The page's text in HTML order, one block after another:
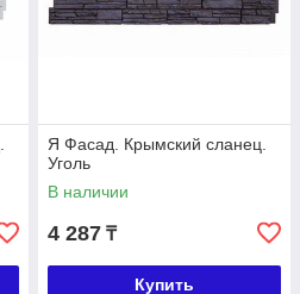
Я Фасад. Крымский сланец.
Уголь
В наличии
4 287 ₸
Купить